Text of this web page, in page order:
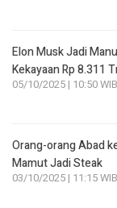
Elon Musk Jadi
Kekayaan Rp 8.311
05/10/2025 | 10:50 WIB
Orang-orang Abad
Mamut Jadi Steak
03/10/2025 | 11:15 WIB